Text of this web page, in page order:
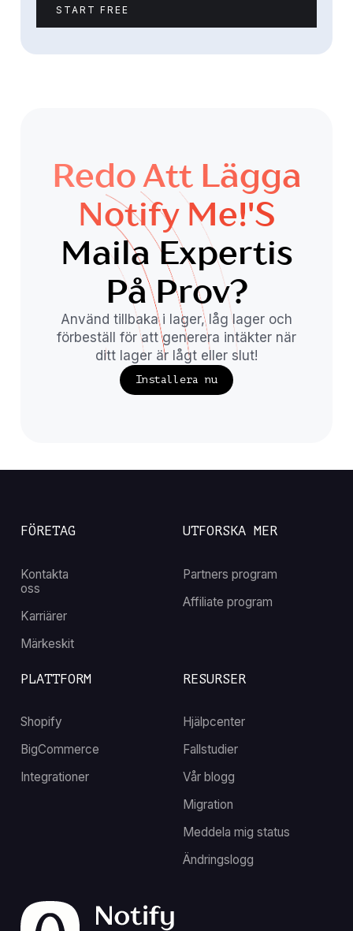
START FREE
Redo Att Lägga
Notify Me!'s
Maila Expertis
På Prov?
Använd tillbaka i lager, låg lager och
förbeställ för att generera intäkter när
ditt lager är lågt eller slut!
Installera nu
FÖRETAG
Kontakta
oss
Karriärer
Märkeskit
RESURSER
Hjälpcenter
Fallstudier
Vår blogg
Migration
Meddela mig status
Ändringslogg
UTFORSKA MER
Partners program
Affiliate program
PLATTFORM
Shopify
BigCommerce
Integrationer